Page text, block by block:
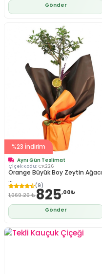
Gönder
%23 İndirim
Aynı Gün Teslimat
Çiçek Kodu: CK226
Orange Büyük Boy Zeytin Ağacı
...
(9)
1,069.20 ₺825,00₺
Gönder